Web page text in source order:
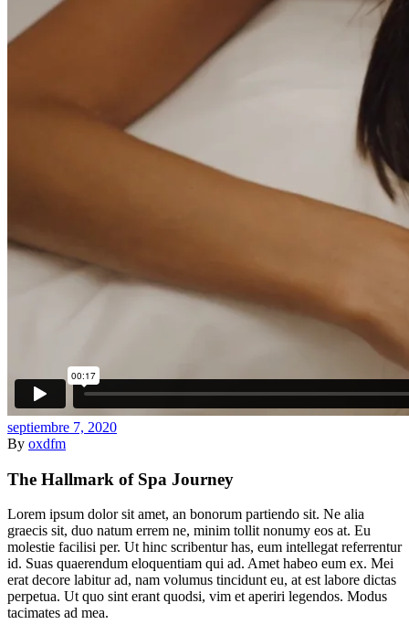
septiembre 7, 2020
By oxdfm
The Hallmark of Spa Journey
Lorem ipsum dolor sit amet, an bonorum partiendo sit. Ne alia
graecis sit, duo natum errem ne, minim tollit nonumy eos at. Eu
molestie facilisi per. Ut hinc scribentur has, eum intellegat referrentur
id. Suas quaerendum eloquentiam qui ad. Amet habeo eum ex. Mei
erat decore labitur ad, nam volumus tincidunt eu, at est labore dictas
perpetua. Ut quo sint erant quodsi, vim et aperiri legendos. Modus
tacimates ad mea.